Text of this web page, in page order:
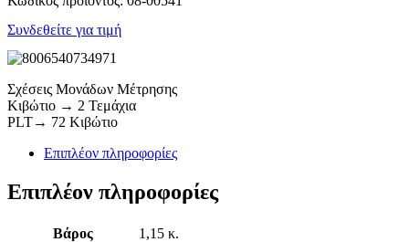
Συνδεθείτε για τιμή
Σχέσεις Μονάδων Μέτρησης
Κιβώτιο → 2 Τεμάχια
PLT→ 72 Κιβώτιο
Επιπλέον πληροφορίες
Επιπλέον πληροφορίες
Βάρος 1,15 κ.